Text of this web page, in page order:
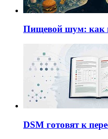
Пищевой шум: как
DSM готовят к